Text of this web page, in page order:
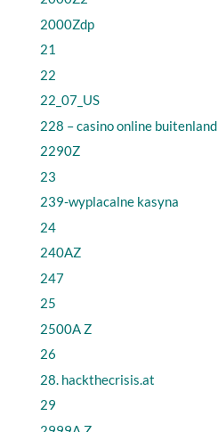
2000Zdp
21
22
22_07_US
228 – casino online buitenland
2290Z
23
239-wyplacalne kasyna
24
240AZ
247
25
2500A Z
26
28. hackthecrisis.at
29